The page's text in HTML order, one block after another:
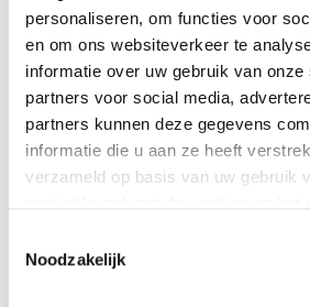
personaliseren, om functies voor
en om ons websiteverkeer te
informatie over uw gebruik van onze
partners voor social media,
partners kunnen deze gegevens
informatie die u aan ze heeft
verzameld op basis van uw gebruik
Noodzakelijk
Ontvang de nieuwsbrief
Wilt u op de hoogte blijven van de
laatste erfgoednieuws? Schrijf u dan
wekelijkse nieuwsbrief!